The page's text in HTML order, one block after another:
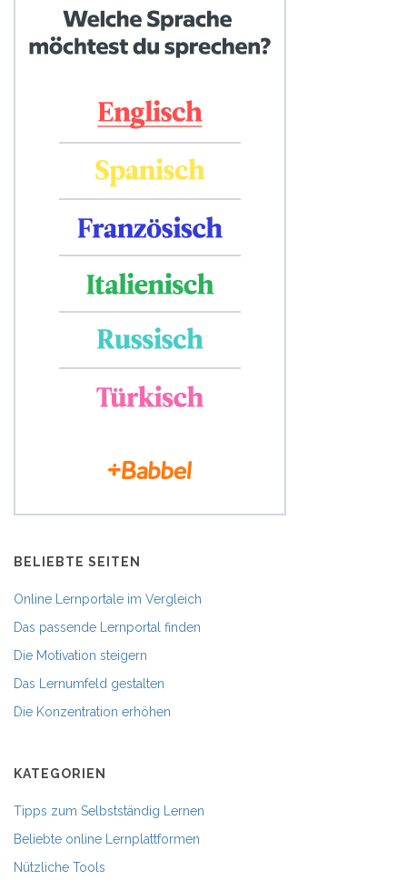
BELIEBTE SEITEN
Online Lernportale im Vergleich
Das passende Lernportal finden
Die Motivation steigern
Das Lernumfeld gestalten
Die Konzentration erhöhen
KATEGORIEN
Tipps zum Selbstständig Lernen
Beliebte online Lernplattformen
Nützliche Tools